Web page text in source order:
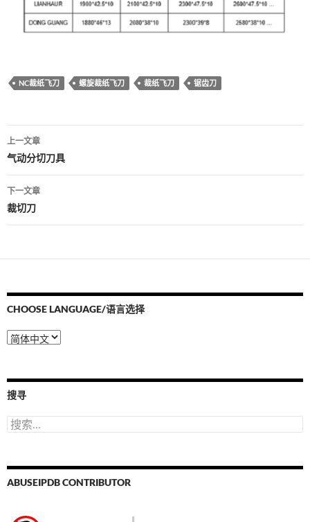
NC裁纸飞刀 螺旋裁纸飞刀 裁纸飞刀 锯齿刀
文
章
导
航
上一文章
气动分切刀具
下一文章
裁切刀
CHOOSE LANGUAGE/语言选择
Choose
Language/
选
择
搜寻
搜
索：
ABUSEIPDB CONTRIBUTOR